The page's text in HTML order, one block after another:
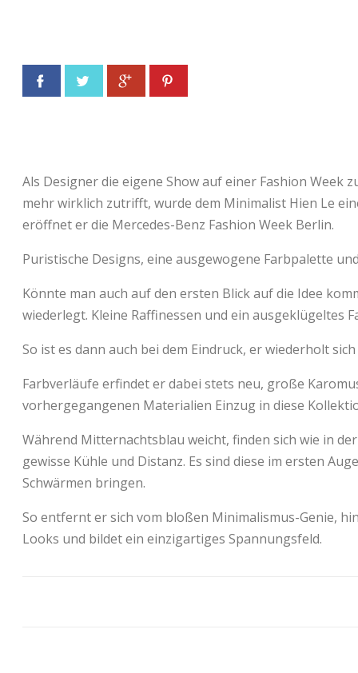
Facebook Twitter Google+
Als Designer die eigene Show auf einer Fashion Week
mehr wirklich zutrifft, wurde dem Minimalist Hien Le
eröffnet er die Mercedes-Benz Fashion Week Berlin.
Puristische Designs, eine ausgewogene Farbpalette
Könnte man auch auf den ersten Blick auf die Idee
wiederlegt. Kleine Raffinessen und ein ausgeklügeltes
So ist es dann auch bei dem Eindruck, er wiederholt
Farbverläufe erfindet er dabei stets neu, große
vorhergegangenen Materialien Einzug in diese
Während Mitternachtsblau weicht, finden sich wie in
gewisse Kühle und Distanz. Es sind diese im ersten
Schwärmen bringen.
So entfernt er sich vom bloßen Minimalismus-Genie,
Looks und bildet ein einzigartiges Spannungsfeld.